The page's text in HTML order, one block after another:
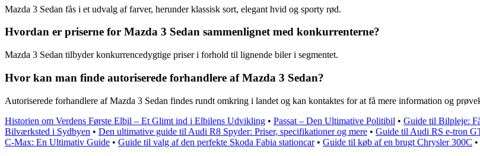
Mazda 3 Sedan fås i et udvalg af farver, herunder klassisk sort, elegant hvid og sporty rød.
Hvordan er priserne for Mazda 3 Sedan sammenlignet med konkurrenterne?
Mazda 3 Sedan tilbyder konkurrencedygtige priser i forhold til lignende biler i segmentet.
Hvor kan man finde autoriserede forhandlere af Mazda 3 Sedan?
Autoriserede forhandlere af Mazda 3 Sedan findes rundt omkring i landet og kan kontaktes for at få mere information og
Historien om Verdens Første Elbil – Et Glimt ind i Elbilens Udvikling • Passat – Den Ultimative Politibil • Guide til Bilpleje:
Bilværksted i Sydbyen • Den ultimative guide til Audi R8 Spyder: Priser, specifikationer og mere • Guide til Audi RS e-tron
C-Max: En Ultimativ Guide • Guide til valg af den perfekte Skoda Fabia stationcar• Guide til køb af en brugt Chrysler 300C •